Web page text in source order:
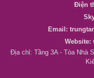
Điện
Email:
Website:
Địa chỉ: Tầng 3A - Tòa Nhà